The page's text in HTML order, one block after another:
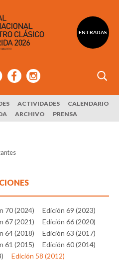
ENTRADAS
ACTIVIDADES
CALENDARIO
ARCHIVO PRENSA
70 (2024)
Edición 69 (2023)
67 (2021)
Edición 66 (2020)
64 (2018)
Edición 63 (2017)
61 (2015)
Edición 60 (2014)
Edición 58 (2012)